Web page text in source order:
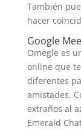
También
hacer
Google
Omegle es
online que
diferentes
amistades.
extraños al
Emerald